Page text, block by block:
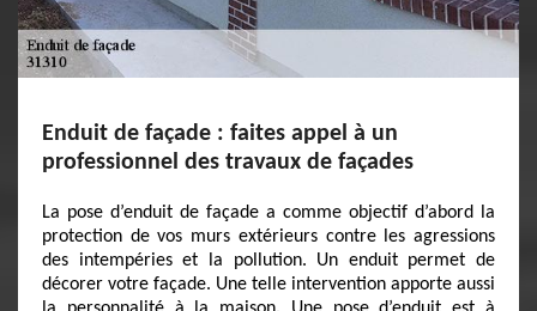
Enduit de façade : faites appel à un
professionnel des travaux de façades
La pose d’enduit de façade a comme objectif d’abord la
protection de vos murs extérieurs contre les agressions
des intempéries et la pollution. Un enduit permet de
décorer votre façade. Une telle intervention apporte aussi